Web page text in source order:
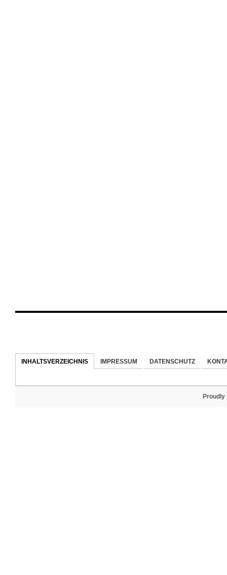
INHALTSVERZEICHNIS IMPRESSUM DATENSCHUTZ
Proudly